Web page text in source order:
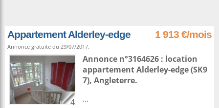
Appartement Alderley-edge 1 913 €/mois
Annonce gratuite du 29/07/2017.
4
Annonce n°3164626 : location
appartementAlderley-edge(SK9
7), Angleterre.
...